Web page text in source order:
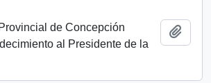
de Concepción
al Presidente de la